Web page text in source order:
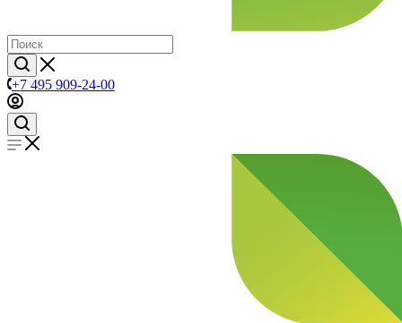
+7 495 909-24-00